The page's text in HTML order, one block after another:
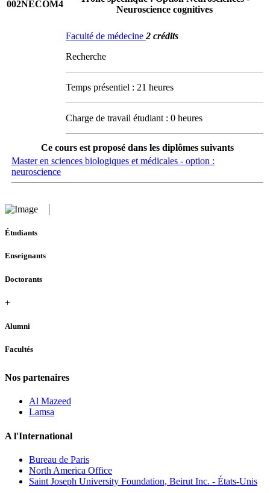
002NECOM4
Neuroscience cognitives
Faculté de médecine 2 crédits
Recherche
Temps présentiel : 21 heures
Charge de travail étudiant : 0 heures
Ce cours est proposé dans les diplômes suivants
Master en sciences biologiques et médicales - option :
neuroscience
Étudiants
Enseignants
Doctorants
+
Alumni
Facultés
Nos partenaires
Al Mazeed
Lamsa
A l'International
Bureau de Paris
North America Office
Saint Joseph University Foundation, Beirut Inc. - États-Unis